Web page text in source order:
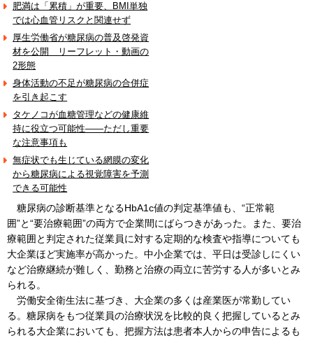
肥満は「累積」が重要、BMI単独
では心血管リスクと関連せず
厚生労働省が糖尿病の普及啓発資
材を公開 リーフレット・動画の
2形態
身体活動の不足が糖尿病の合併症
を引き起こす
タケノコが血糖管理などの健康維
持に役立つ可能性――ただし重要
な注意事項も
無症状でも生じている網膜の変化
から糖尿病による視覚障害を予測
できる可能性
糖尿病の診断基準となるHbA1c値の判定基準値も、“正常範
囲”と“要治療範囲”の両方で企業間にばらつきがあった。また、要治
療範囲と判定された従業員に対する定期的な検査や指導についても
大企業ほど実施率が高かった。中小企業では、平日は受診しにくい
など治療継続が難しく、勤務と治療の両立に苦労する人が多いとみ
られる。
労働安全衛生法に基づき、大企業の多くは産業医が常勤してい
る。糖尿病をもつ従業員の治療状況を比較的良く把握しているとみ
られる大企業においても、把握方法は患者本人からの申告によるも